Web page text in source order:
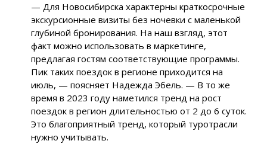
— Для Новосибирска характерны краткосрочные
экскурсионные визиты без ночевки с маленькой
глубиной бронирования. На наш взгляд, этот
факт можно использовать в маркетинге,
предлагая гостям соответствующие программы.
Пик таких поездок в регионе приходится на
июль, — поясняет Надежда Эбель. — В то же
время в 2023 году наметился тренд на рост
поездок в регион длительностью от 2 до 6 суток.
Это благоприятный тренд, который туротрасли
нужно учитывать.